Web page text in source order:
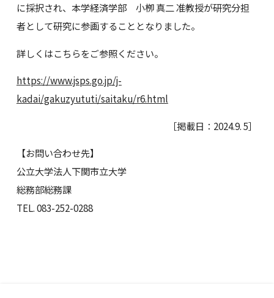
に採択され、本学経済学部 小栁 真二 准教授が研究分担
者として研究に参画することとなりました。
詳しくはこちらをご参照ください。
https://www.jsps.go.jp/j-
kadai/gakuzyututi/saitaku/r6.html
［掲載日：2024.9. 5］
【お問い合わせ先】
公立大学法人下関市立大学
総務部総務課
TEL. 083-252-0288